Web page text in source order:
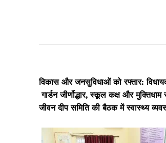
विकास और जनसुविधाओं को रफ्तार:
गार्डन जीर्णोद्धार, स्कूल कक्ष और
जीवन दीप समिति की बैठक में स्वास्थ्य